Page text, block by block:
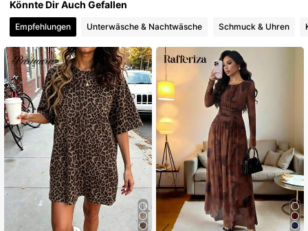
4,85
4,85 900K Follower
4,85 900K Follower
4,85 900K Follower
4,85 900K Follower
Könnte Dir Auch Gefallen
Empfehlungen Unterwäsche & Nachtwäsche Schmuck & Uhren